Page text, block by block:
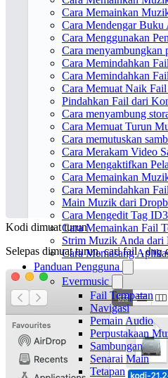
Cara Memainkan
Cara Mendengar
Cara Menggunakan
Cara menyambungkan
Cara Memindahkan
Cara Memindahkan
Cara Memuat Naik
Pindahkan Fail dari
Cara menyambung
Cara Memuat Turun
Cara memutuskan
Cara Merakam Video
Cara Mengaktifkan
Cara Memainkan
Cara Memindahkan
Main Muzik dari
Cara Mengedit Tag
Cara Memainkan Fail
Strim Muzik Anda dari
Cara Memasang
Panduan Pengguna
Evermusic
Fail Tempatan
Navigasi
Pemain Audio
Perpustakaan
Sambungan
Senarai Main
Tetapan
Kodi dimuat turun
Selepas dimuat turun, cari fail.dmg